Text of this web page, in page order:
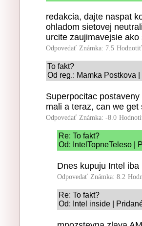
redakcia, dajte naspat
ohladom sietovej
urcite zaujimavejsie
Odpovedať Známka: 7.5
To fakt?
Od reg.: Mamka Postkova
Superpocitac
mali a teraz, can we get
Odpovedať Známka: -8.0
Re: To fakt?
Od: IntelTopneTeleso |
Dnes kupuju Intel
Odpovedať Známka: 8.2
Re: To fakt?
Od: Intel inside |